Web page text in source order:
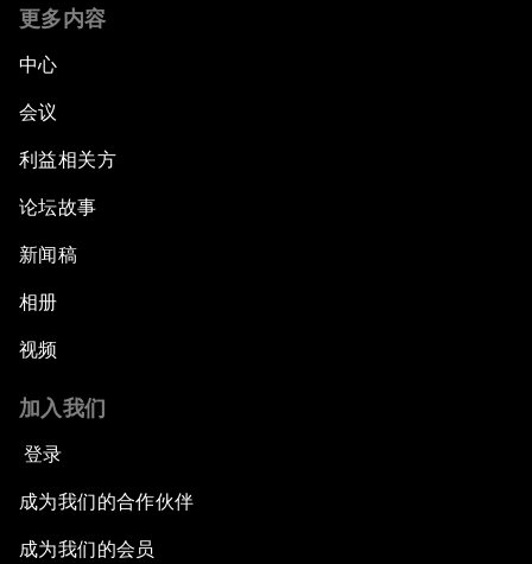
更多内容
中心
会议
利益相关方
论坛故事
新闻稿
相册
视频
加入我们
登录
成为我们的合作伙伴
成为我们的会员